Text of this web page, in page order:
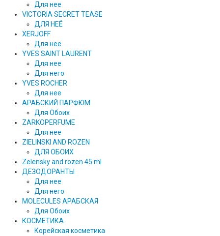
Для нее
VICTORIA SECRET TEASE
ДЛЯ НЕЁ
XERJOFF
Для нее
YVES SAINT LAURENT
Для нее
Для него
YVES ROCHER
Для нее
АРАБСКИЙ ПАРФЮМ
Для Обоих
ZARKOPERFUME
Для нее
ZIELINSKI AND ROZEN
ДЛЯ ОБОИХ
Zelensky and rozen 45 ml
ДЕЗОДОРАНТЫ
Для нее
Для него
MOLECULES АРАБСКАЯ
Для Обоих
КОСМЕТИКА
Корейская косметика